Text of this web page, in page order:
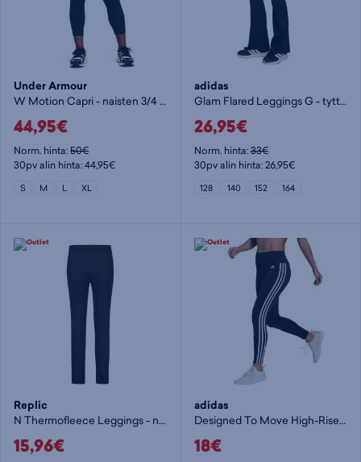
Under Armour
W Motion Capri - naisten 3/4 trikoot
44,95€
Norm. hinta:50€
30pv alin hinta: 44,95€
S M L XL
adidas
Glam Flared Leggings G - tyttöjen pitkät trikoot
26,95€
Norm. hinta:33€
30pv alin hinta: 26,95€
128 140 152 164
Replic
N Thermofleece Leggings - naisten pitkät trikoot
15,96€
adidas
Designed To Move High-Rise 3-Stripes 7/8 Sport Tights - naisten 7/8 trikoot
18€